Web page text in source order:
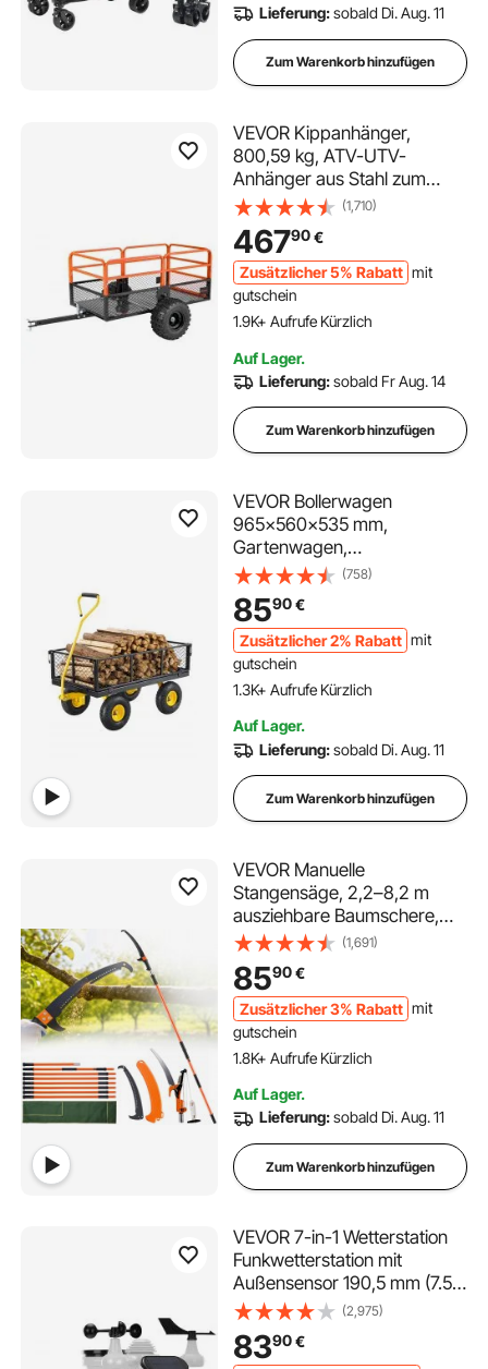
Lieferung:sobald Di. Aug. 11
Zum Warenkorb hinzufügen
VEVOR Kippanhänger,
800,59 kg, ATV-UTV-
Anhänger aus Stahl zum
Hinterherziehen, Kipper mit
abnehmbarer Rückwand,
Gartenanhänger zum
Hinterherziehen für
Rasenmäher, Traktoren und
Gartenabfälle
(1,710)
46790€
Zusätzlicher 5% Rabatt mit
gutschein
1.9K+ Aufrufe Kürzlich
Auf Lager.
Lieferung:sobald Fr Aug. 14
Zum Warenkorb hinzufügen
VEVOR Bollerwagen
965x560x535 mm,
Gartenwagen,
Transportwagen auf Rädern,
Gerätewagen mit Reifen und
abnehmbaren Seitenteilen
aus Netzgewebe (umbaubar
in Pritsche) und um 180°
drehbarem Griff
(758)
8590€
Zusätzlicher 2% Rabatt mit
gutschein
1.3K+ Aufrufe Kürzlich
Auf Lager.
Lieferung:sobald Di. Aug. 11
Zum Warenkorb hinzufügen
VEVOR Manuelle
Stangensäge, 2,2–8,2 m
ausziehbare Baumschere,
scharfe Stahlklinge und
Schere, hohe Äste,
Astschneider mit leichten 8
Fiberglasgriffen, zum
Beschneiden von
Handflächen und Sträuchern
(1,691)
8590€
Zusätzlicher 3% Rabatt mit
gutschein
1.8K+ Aufrufe Kürzlich
Auf Lager.
Lieferung:sobald Di. Aug. 11
Zum Warenkorb hinzufügen
VEVOR 7-in-1 Wetterstation
Funkwetterstation mit
Außensensor 190,5 mm (7.5-
inch) Farbdisplay RCC-
Atomuhr zur Messung von
Windrichtung
(2,975)
8390€